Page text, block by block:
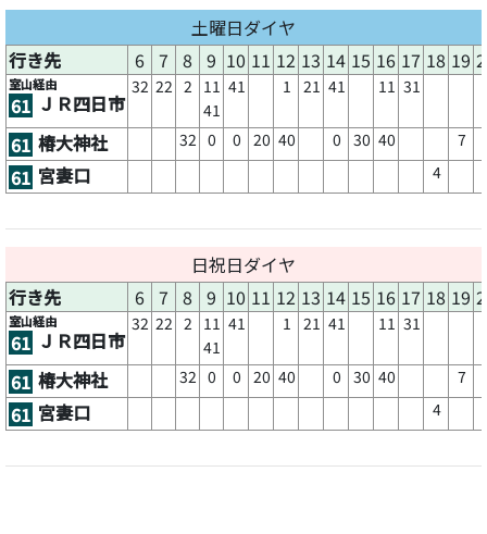
土曜日ダイヤ
行き先
6 7 8 9 10 11 12 13 14 15 16 17 18 19
室山経由
61 ＪＲ四日市
32 22 2 11
41
41 1 21 41 11 31
61 椿大神社 32 0 0 20 40 0 30 40 7
61 宮妻口 4
日祝日ダイヤ
行き先
6 7 8 9 10 11 12 13 14 15 16 17 18 19
室山経由
61 ＪＲ四日市
32 22 2 11
41
41 1 21 41 11 31
61 椿大神社 32 0 0 20 40 0 30 40 7
61 宮妻口 4